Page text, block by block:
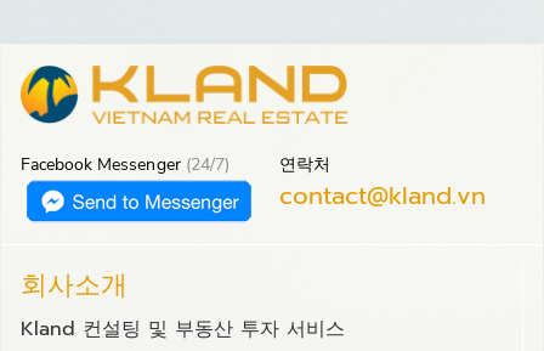
Facebook Messenger (24/7) 연락처
contact@kland.vn
회사소개
Kland 컨설팅 및 부동산 투자 서비스